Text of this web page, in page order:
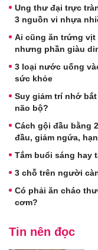
Ung thư đại trực
3 nguồn vi nhựa
Ai cũng ăn trứng vịt
nhưng phần giàu
3 loại nước uống
sức khỏe
Suy giảm trí nhớ
não bộ?
Cách gội đầu bằng
đầu, giảm ngứa,
Tắm buổi sáng hay
3 chỗ trên người
Có phải ăn cháo
cơm?
Tin nên đọc